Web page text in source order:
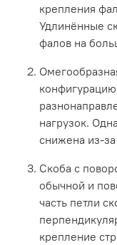
крепления
Удлинённые
фалов на
нагрузок.
снижена из-за
Скоба с
обычной и
часть петли
крепление